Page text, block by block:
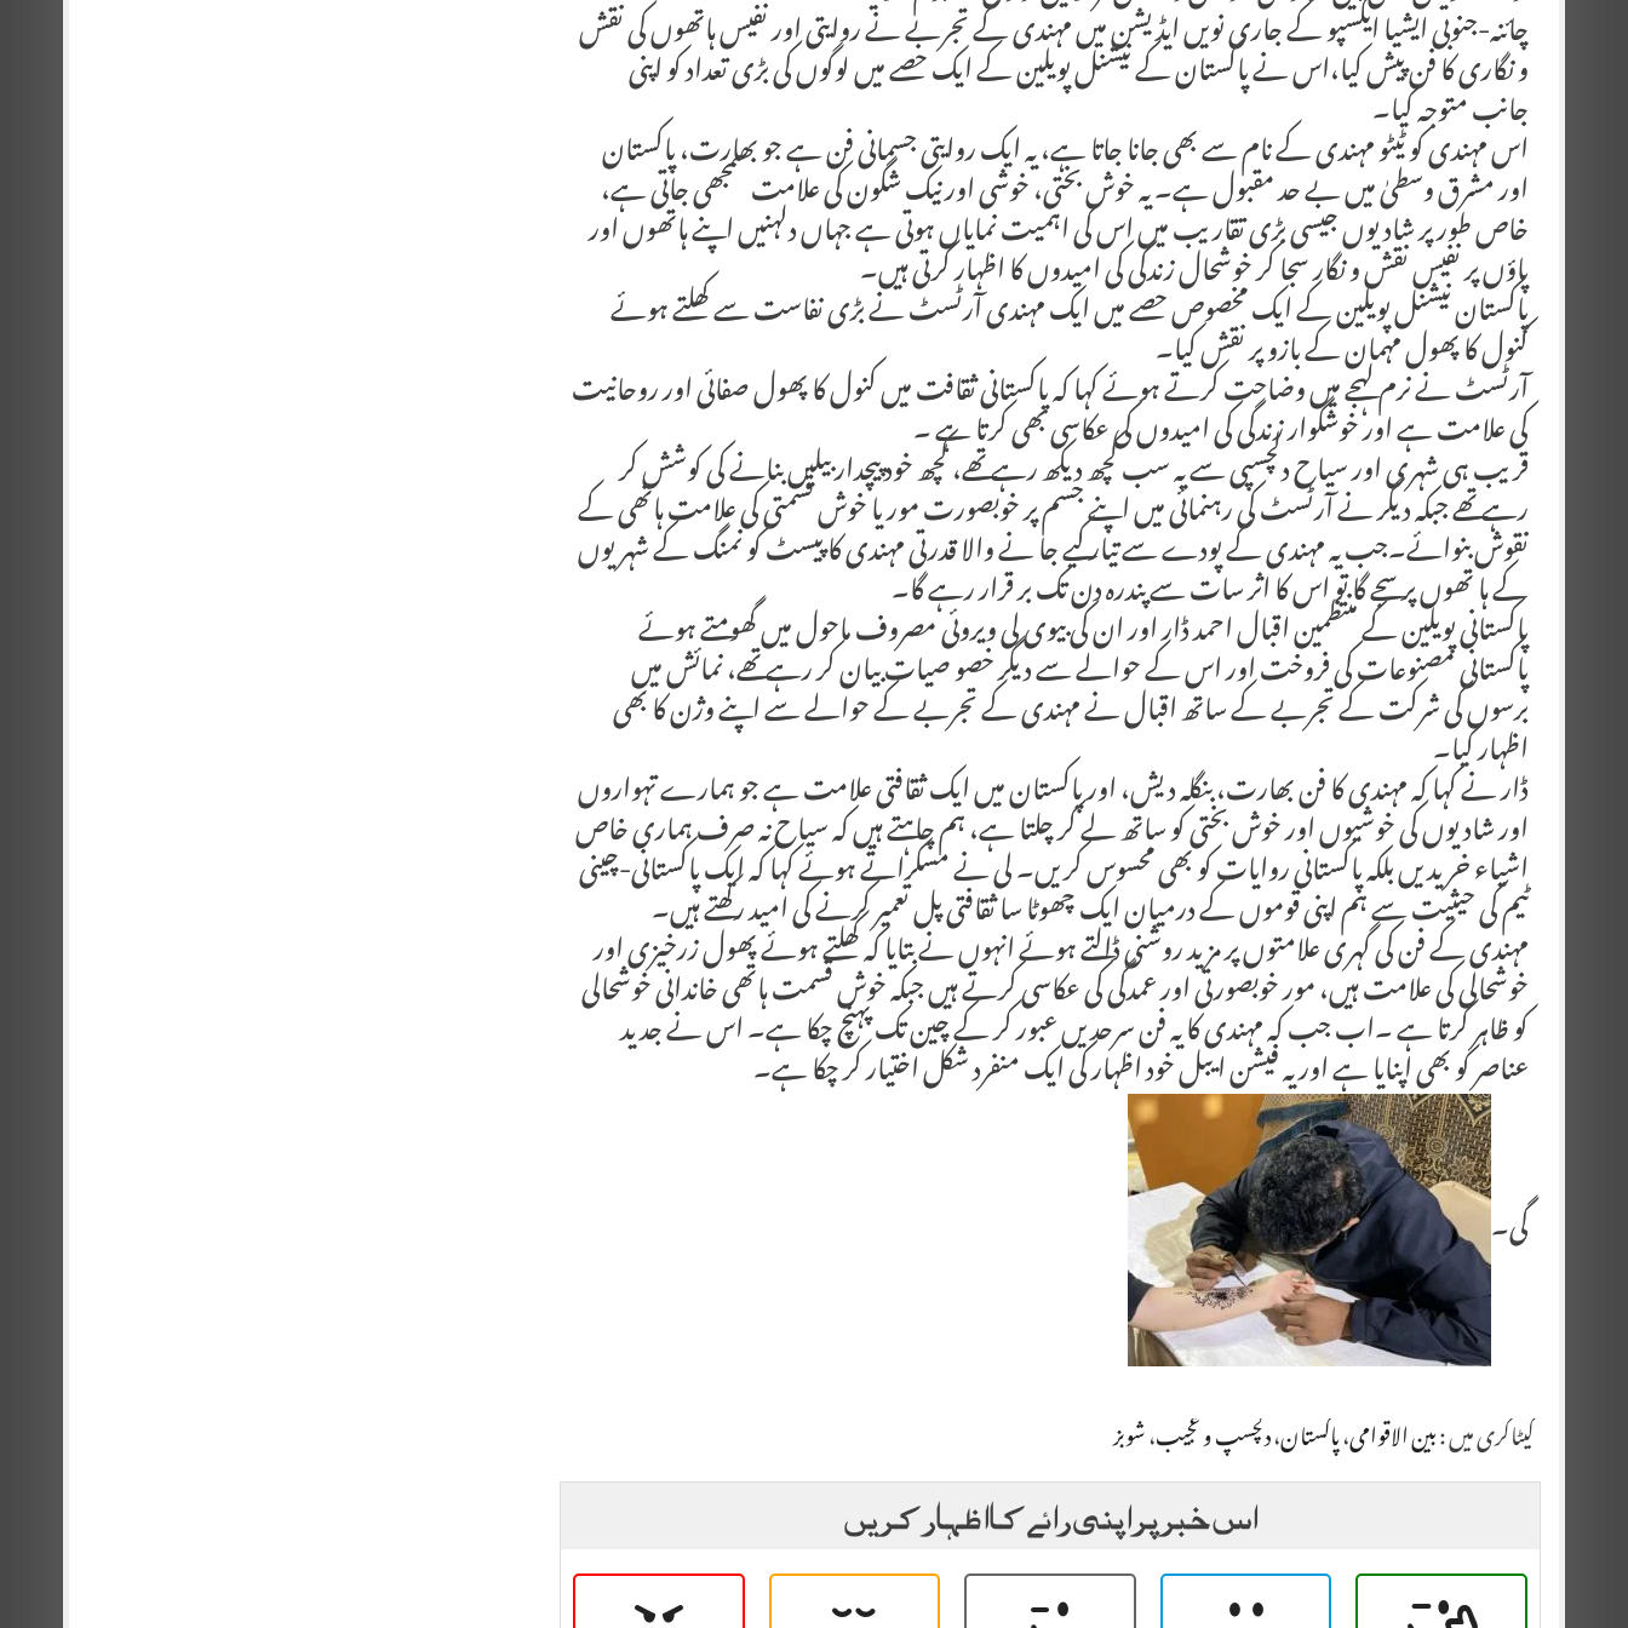
چائنہ-جنوبی ایشیا ایکسپو کے جاری نویں ایڈیشن میں مہندی کے تجربے نے روایتی اور نفیس ہاتھوں کی نقش
و نگاری کا فن پیش کیا،اس نے پاکستان کے نیشنل پویلین کے ایک حصے میں لوگوں کی بڑی تعداد کو اپنی
جانب متوجہ کیا۔
اس مہندی کو ٹیٹو مہندی کے نام سے بھی جانا جاتا ہے، یہ ایک روایتی جسمانی فن ہے جو بھارت، پاکستان
اور مشرق وسطیٰ میں بے حد مقبول ہے۔ یہ خوش بختی، خوشی اور نیک شگون کی علامت سمجھی جاتی ہے،
خاص طور پر شادیوں جیسی بڑی تقاریب میں اس کی اہمیت نمایاں ہوتی ہے جہاں دلہنیں اپنے ہاتھوں اور
پاؤں پر نفیس نقش و نگار سجا کر خوشحال زندگی کی امیدوں کا اظہار کرتی ہیں۔
پاکستان نیشنل پویلین کے ایک مخصوص حصے میں ایک مہندی آرٹسٹ نے بڑی نفاست سے کھلتے ہوئے
کنول کا پھول مہمان کے بازو پر نقش کیا۔
آرٹسٹ نے نرم لہجے میں وضاحت کرتے ہوئے کہا کہ پاکستانی ثقافت میں کنول کا پھول صفائی اور روحانیت
کی علامت ہے اور خوشگوار زندگی کی امیدوں کی عکاسی بھی کرتا ہے ۔
قریب ہی شہری اور سیاح دلچسپی سے یہ سب کچھ دیکھ رہے تھے، کچھ خود پیچدار بیلیں بنانے کی کوشش کر
رہے تھے جبکہ دیگر نے آرٹسٹ کی رہنمائی میں اپنے جسم پر خوبصورت مور یا خوش قسمتی کی علامت ہاتھی کے
نقوش بنوائے۔جب یہ مہندی کے پودے سے تیار کیے جا نے والا قدرتی مہندی کا پیسٹ کو نمنگ کے شہر یوں
کے ہا تھوں پر سجے گا تو اس کا اثر سات سے پندرہ دن تک بر قرار رہے گا۔
پاکستانی پویلین کے منتظمین اقبال احمد ڈار اور ان کی بیوی لی ویروئی مصروف ماحول میں گھومتے ہوئے
پاکستانی مصنوعات کی فروخت اور اس کے حوالے سے دیگر خصو صیات بیان کر رہے تھے، نمائش میں
برسوں کی شرکت کے تجربے کے ساتھ اقبال نے مہندی کے تجربے کے حوالے سے اپنے وژن کا بھی
اظہار کیا۔
ڈار نے کہا کہ مہندی کا فن بھارت، بنگلہ دیش، اور پاکستان میں ایک ثقافتی علامت ہے جو ہمارے تہواروں
اور شادیوں کی خوشیوں اور خوش بختی کو ساتھ لے کر چلتا ہے، ہم چاہتے ہیں کہ سیاح نہ صرف ہماری خاص
اشیاء خریدیں بلکہ پاکستانی روایات کو بھی محسوس کریں۔ لی نے مسکراتے ہوئے کہا کہ ایک پاکستانی-چینی
ٹیم کی حیثیت سے ہم اپنی قوموں کے درمیان ایک چھوٹا سا ثقافتی پل تعمیر کرنے کی امید رکھتے ہیں۔
مہندی کے فن کی گہری علامتوں پر مزید روشنی ڈالتے ہوئے انہوں نے بتایا کہ کھلتے ہوئے پھول زرخیزی اور
خوشحالی کی علامت ہیں، مور خوبصورتی اور عمدگی کی عکاسی کرتے ہیں جبکہ خوش قسمت ہاتھی خاندانی خوشحالی
کو ظاہر کرتا ہے ۔اب جب کہ مہندی کا یہ فن سرحدیں عبور کر کے چین تک پہنچ چکا ہے۔ اس نے جدید
عناصر کو بھی اپنایا ہے اور یہ فیشن ایبل خود اظہار کی ایک منفرد شکل اختیار کر چکا ہے۔
گی۔
کیٹاگری میں :بین الاقوامی،پاکستان،دلچسپ و عجیب،شوبز
اس خبر پر اپنی رائے کا اظہار کریں